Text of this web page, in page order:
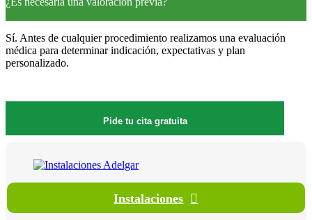
Sí. Antes de cualquier procedimiento realizamos una evaluación
médica para determinar indicación, expectativas y plan
personalizado.
Pide tu cita gratuita
Instalaciones